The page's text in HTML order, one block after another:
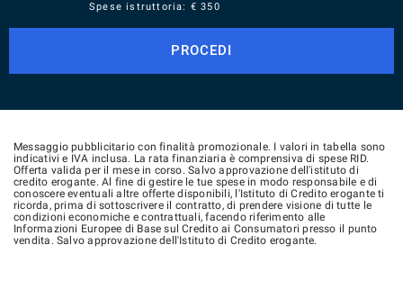
Spese istruttoria: € 350
PROCEDI
Messaggio pubblicitario con finalità promozionale. I valori in tabella sono
indicativi e IVA inclusa. La rata finanziaria è comprensiva di spese RID.
Offerta valida per il mese in corso. Salvo approvazione dell'istituto di
credito erogante. Al fine di gestire le tue spese in modo responsabile e di
conoscere eventuali altre offerte disponibili, l'Istituto di Credito erogante ti
ricorda, prima di sottoscrivere il contratto, di prendere visione di tutte le
condizioni economiche e contrattuali, facendo riferimento alle
Informazioni Europee di Base sul Credito ai Consumatori presso il punto
vendita. Salvo approvazione dell'Istituto di Credito erogante.